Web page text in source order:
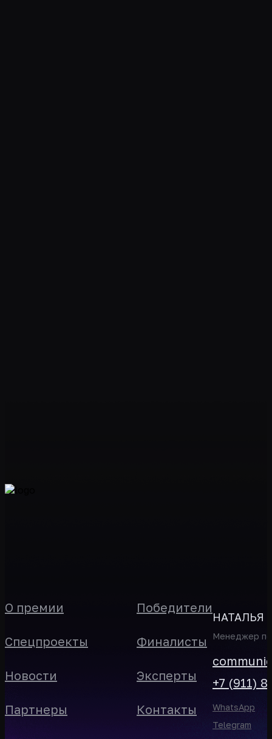
О премии
Спецпроекты
Новости
Партнеры
Победители
Финалисты
Эксперты
Контакты
НАТАЛЬЯ
Менеджер по
+7 (911)
WhatsApp
Telegram